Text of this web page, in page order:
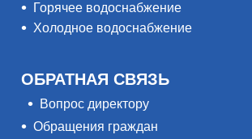
Горячее водоснабжение
Холодное водоснабжение
ОБРАТНАЯ СВЯЗЬ
Вопрос директору
Обращения граждан